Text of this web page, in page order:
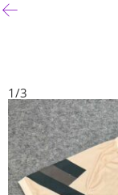
1/3